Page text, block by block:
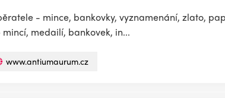
- mince, bankovky, vyznamenání, zlato,
medailí, bankovek, in...
www.antiumaurum.cz